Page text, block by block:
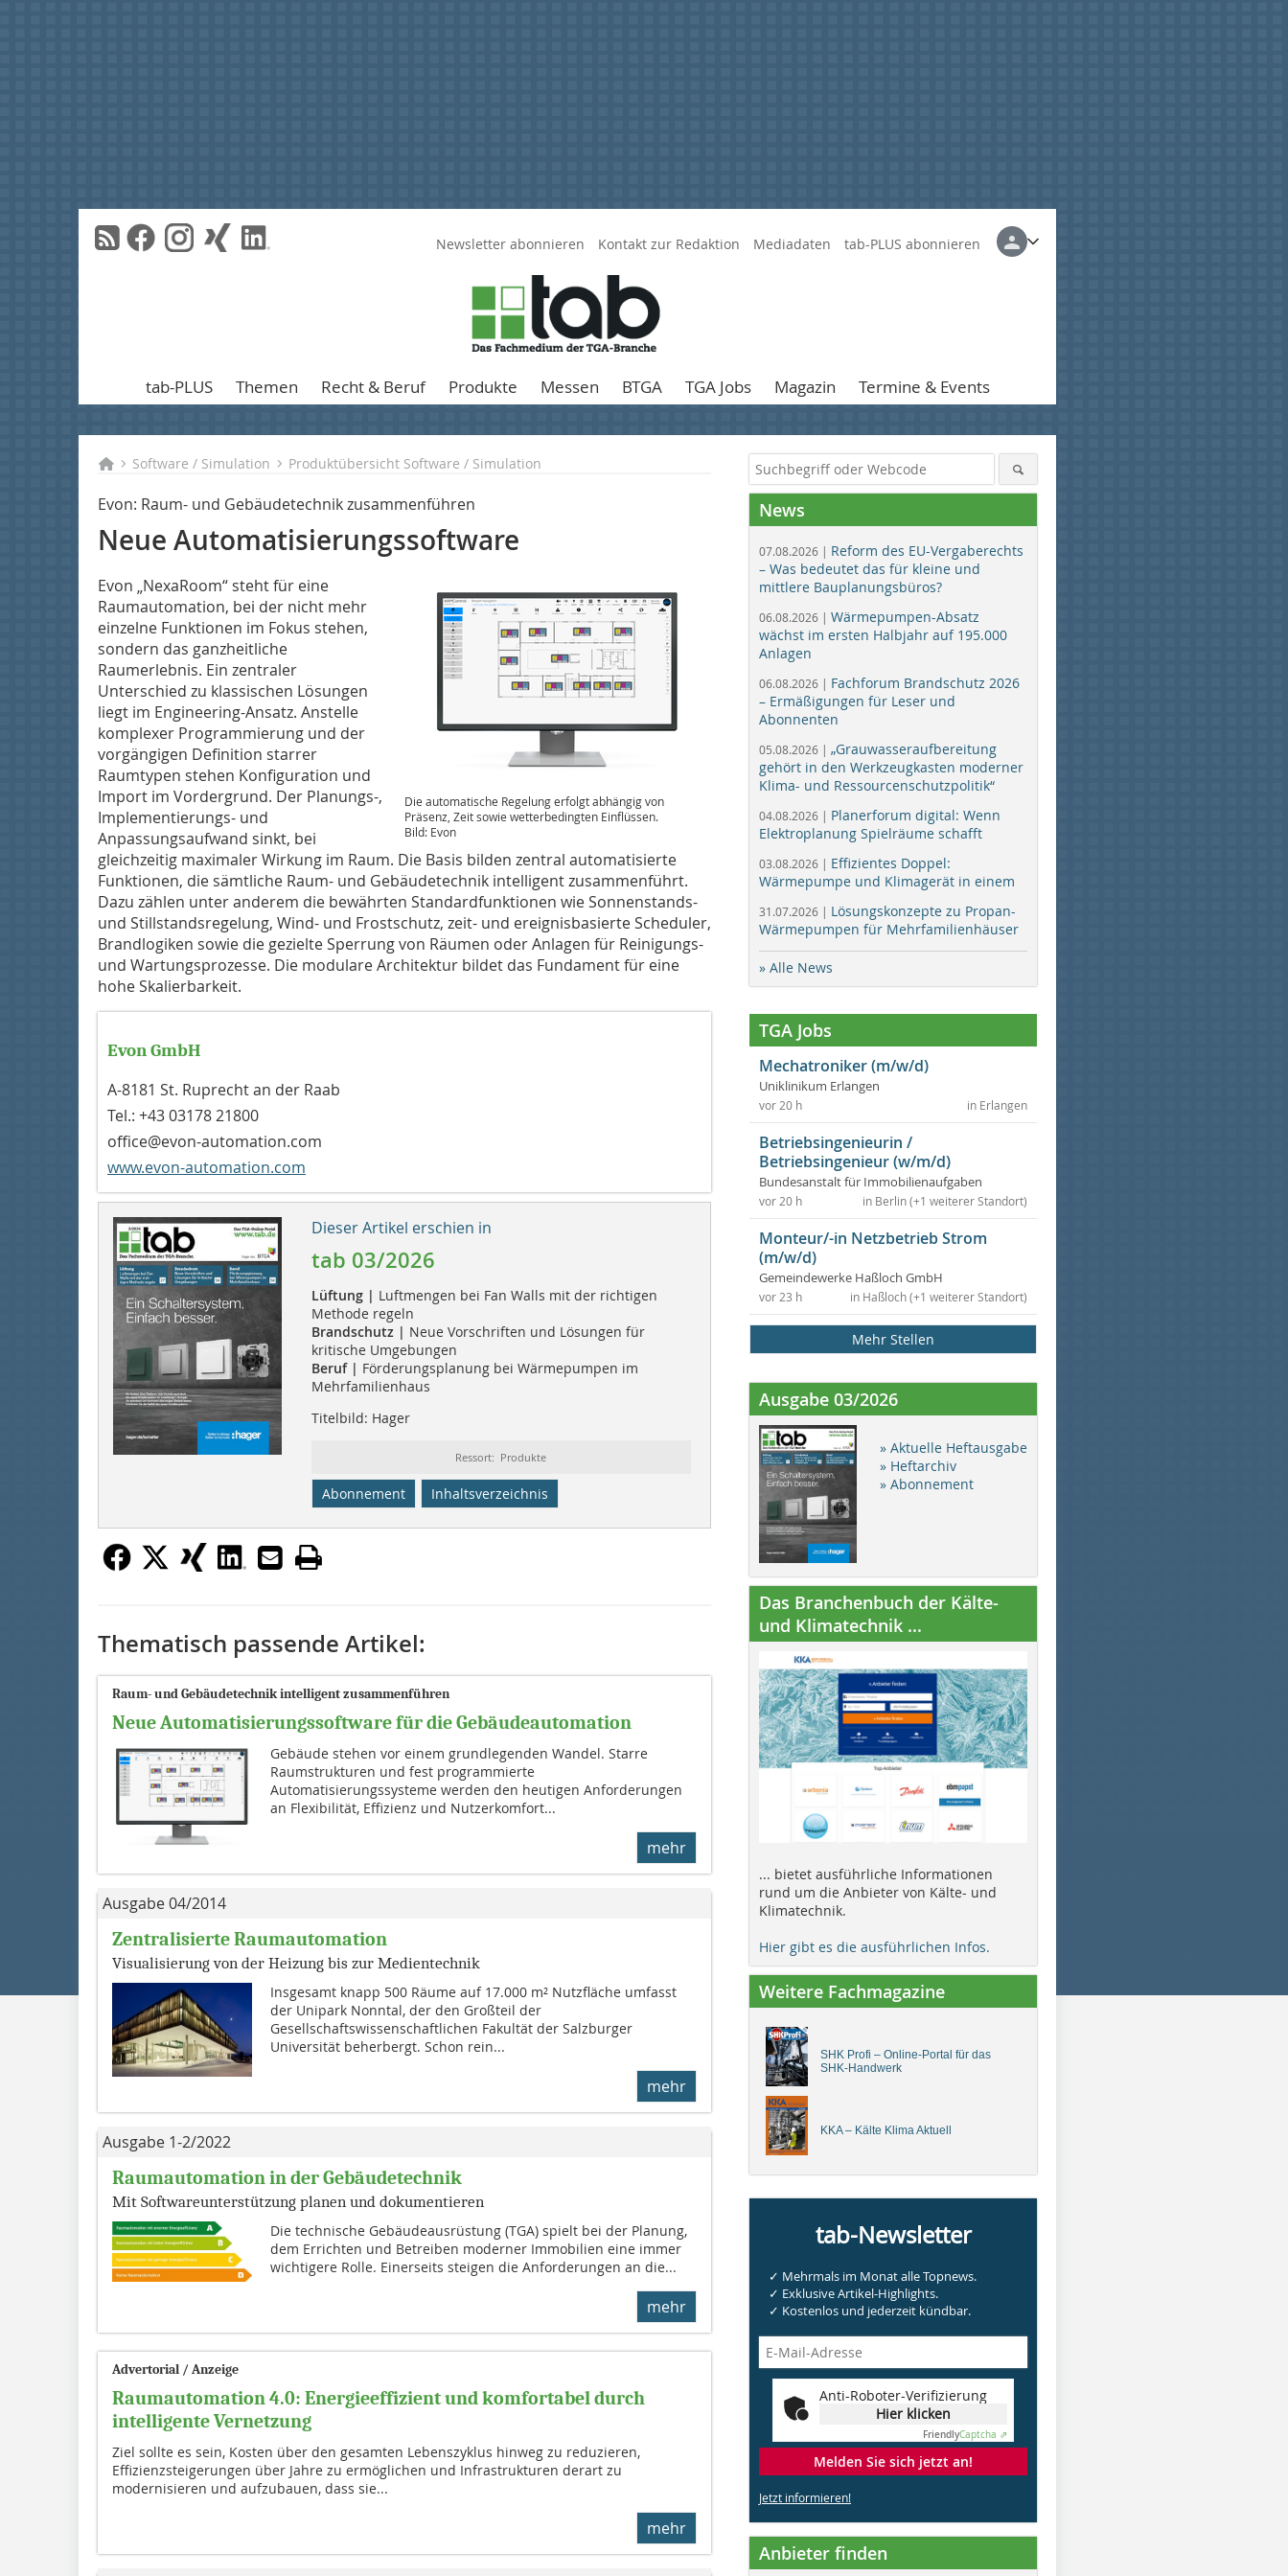
Newsletter abonnieren Kontakt zur Redaktion Mediadaten tab-PLUS abonnieren
tab-PLUS Themen Recht & Beruf Produkte Messen BTGA TGA Jobs Magazin Termine & Events
Software / Simulation Produktübersicht Software / Simulation
Evon: Raum- und Gebäudetechnik zusammenführen
Neue Automatisierungssoftware
Die automatische Regelung erfolgt abhängig von
Präsenz, Zeit sowie wetterbedingten Einflüssen.
Bild: Evon
Evon „NexaRoom“ steht für eine
Raumautomation, bei der nicht mehr
einzelne Funktionen im Fokus stehen,
sondern das ganzheitliche
Raumerlebnis. Ein zentraler
Unterschied zu klassischen Lösungen
liegt im Engineering-Ansatz. Anstelle
komplexer Programmierung und der
vorgängigen Definition starrer
Raumtypen stehen Konfiguration und
Import im Vordergrund. Der Planungs-,
Implementierungs- und
Anpassungsaufwand sinkt, bei
gleichzeitig maximaler Wirkung im Raum. Die Basis bilden zentral automatisierte
Funktionen, die sämtliche Raum- und ­Gebäudetechnik intelligent zusammenführt.
Dazu zählen unter anderem die bewährten Standardfunktionen wie Sonnenstands-
und Stillstandsregelung, Wind- und Frostschutz, zeit- und ereignisbasierte Scheduler,
Brandlogiken sowie die gezielte Sperrung von Räumen oder Anlagen für Reinigungs-
und Wartungsprozesse. Die modulare Architektur bildet das Fundament für eine
hohe Skalierbarkeit.
Evon GmbH
A-8181 St. Ruprecht an der Raab
Tel.: +43 03178 21800
office@evon-automation.com
www.evon-automation.com
Dieser Artikel erschien in
tab 03/2026
Lüftung | Luftmengen bei Fan Walls mit der richtigen
Methode regeln
Brandschutz | Neue Vorschriften und Lösungen für
kritische Umgebungen
Beruf | Förderungsplanung bei Wärmepumpen im
Mehrfamilienhaus
Titelbild: Hager
Ressort: Produkte
Abonnement Inhaltsverzeichnis
Thematisch passende Artikel:
Raum- und Gebäudetechnik intelligent zusammenführen
Neue Automatisierungssoftware für die Gebäudeautomation
Gebäude stehen vor einem grundlegenden Wandel. Starre
Raumstrukturen und fest programmierte
Automatisierungssysteme werden den heutigen Anforderungen
an Flexibilität, Effizienz und Nutzerkomfort...
mehr
Ausgabe 04/2014
Zentralisierte Raumautomation
Visualisierung von der Heizung bis zur Medientechnik
Insgesamt knapp 500 Räume auf 17.000 m² Nutzfläche umfasst
der Unipark Nonntal, der den Großteil der
Gesellschaftswissenschaftlichen Fakultät der Salzburger
Universität beherbergt. Schon rein...
mehr
Ausgabe 1-2/2022
Raumautomation in der Gebäudetechnik
Mit Softwareunterstützung planen und dokumentieren
Die technische Gebäudeausrüstung (TGA) spielt bei der Planung,
dem Errichten und Betreiben moderner Immobilien eine immer
wichtigere Rolle. Einerseits steigen die Anforderungen an die...
mehr
Advertorial / Anzeige
Raumautomation 4.0: Energieeffizient und komfortabel durch
intelligente Vernetzung
Ziel sollte es sein, Kosten über den gesamten Lebenszyklus hinweg zu reduzieren,
Effizienzsteigerungen über Jahre zu ermöglichen und Infrastrukturen derart zu
modernisieren und aufzubauen, dass sie...
mehr
News
07.08.2026 | Reform des EU-Vergaberechts
– Was bedeutet das für kleine und
mittlere Bauplanungsbüros?
06.08.2026 | Wärmepumpen-Absatz
wächst im ersten Halbjahr auf 195.000
Anlagen
06.08.2026 | Fachforum Brandschutz 2026
– Ermäßigungen für Leser und
Abonnenten
05.08.2026 | „Grauwasseraufbereitung
gehört in den Werkzeugkasten moderner
Klima- und Ressourcenschutzpolitik“
04.08.2026 | Planerforum digital: Wenn
Elektroplanung Spielräume schafft
03.08.2026 | Effizientes Doppel:
Wärmepumpe und Klimagerät in einem
31.07.2026 | Lösungskonzepte zu Propan-
Wärmepumpen für Mehrfamilienhäuser
» Alle News
TGA Jobs
Mechatroniker (m/w/d)
Uniklinikum Erlangen
in Erlangen
vor 20 h
Betriebsingenieurin /
Betriebsingenieur (w/m/d)
Bundesanstalt für Immobilienaufgaben
in Berlin (+1 weiterer Standort)
vor 20 h
Monteur/-in Netzbetrieb Strom
(m/w/d)
Gemeindewerke Haßloch GmbH
in Haßloch (+1 weiterer Standort)
vor 23 h
Mehr Stellen
Ausgabe 03/2026
» Aktuelle Heftausgabe
» Heftarchiv
» Abonnement
Das Branchenbuch der Kälte-
und Klimatechnik ...
... bietet ausführliche Informationen
rund um die Anbieter von Kälte- und
Klimatechnik.
Hier gibt es die ausführlichen Infos.
Weitere Fachmagazine
SHK Profi – Online-Portal für das
SHK-Handwerk
KKA – Kälte Klima Aktuell
tab-Newsletter
✓ Mehrmals im Monat alle Topnews.
✓ Exklusive Artikel-Highlights.
✓ Kostenlos und jederzeit kündbar.
Anti-Roboter-Verifizierung
Hier klicken
FriendlyCaptcha ⇗
Melden Sie sich jetzt an!
Jetzt informieren!
Anbieter finden